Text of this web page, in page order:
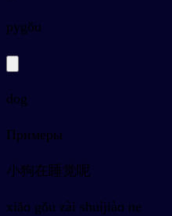
pygǒu
dog
Примеры
小狗在睡觉呢
xiǎo gǒu zài shuìjiào ne